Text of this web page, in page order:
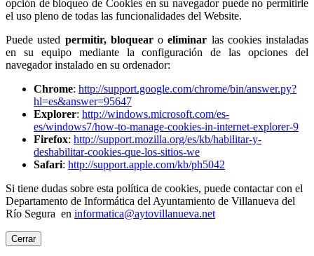
opción de bloqueo de Cookies en su navegador puede no permitirle
el uso pleno de todas las funcionalidades del Website.
Puede usted permitir, bloquearoeliminar las cookies instaladas
en su equipo mediante la configuración de las opciones del
navegador instalado en su ordenador:
Chrome: http://support.google.com/chrome/bin/answer.py?
hl=es&answer=95647
Explorer: http://windows.microsoft.com/es-
es/windows7/how-to-manage-cookies-in-internet-explorer-9
Firefox: http://support.mozilla.org/es/kb/habilitar-y-
deshabilitar-cookies-que-los-sitios-we
Safari: http://support.apple.com/kb/ph5042
Si tiene dudas sobre esta política de cookies, puede contactar con el
Departamento de Informática del Ayuntamiento de Villanueva del
Río Segura en informatica@aytovillanueva.net
Cerrar